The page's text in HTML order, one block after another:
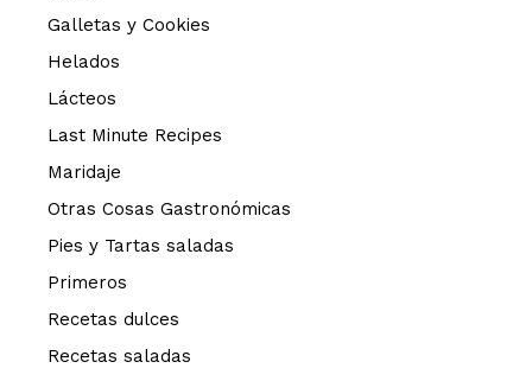
Galletas y Cookies
Helados
Lácteos
Last Minute Recipes
Maridaje
Otras Cosas Gastronómicas
Pies y Tartas saladas
Primeros
Recetas dulces
Recetas saladas